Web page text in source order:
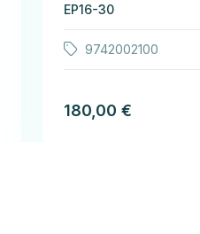
EP16-30
9742002100
180,00 €